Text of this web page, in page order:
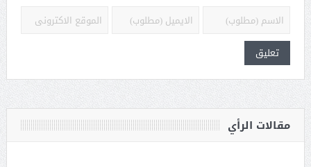
مقالات الرأي